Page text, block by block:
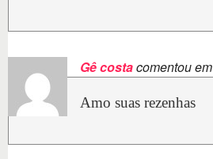
Gê costacomentou em
Amo suas rezenhas